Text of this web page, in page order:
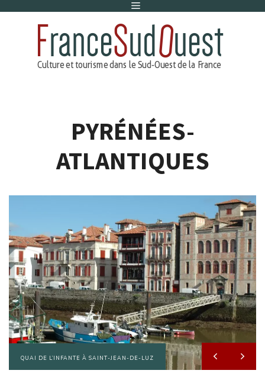
Menu
PYRÉNÉES-
ATLANTIQUES
QUAI DE L’INFANTE À SAINT-JEAN-DE-LUZ